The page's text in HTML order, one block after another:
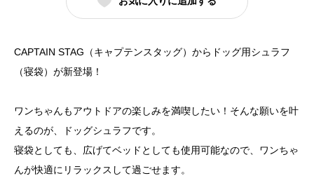
CAPTAIN STAG（キャプテンスタッグ）からドッグ用シュラフ
（寝袋）が新登場！
ワンちゃんもアウトドアの楽しみを満喫したい！そんな願いを叶
えるのが、ドッグシュラフです。
寝袋としても、広げてベッドとしても使用可能なので、ワンちゃ
んが快適にリラックスして過ごせます。